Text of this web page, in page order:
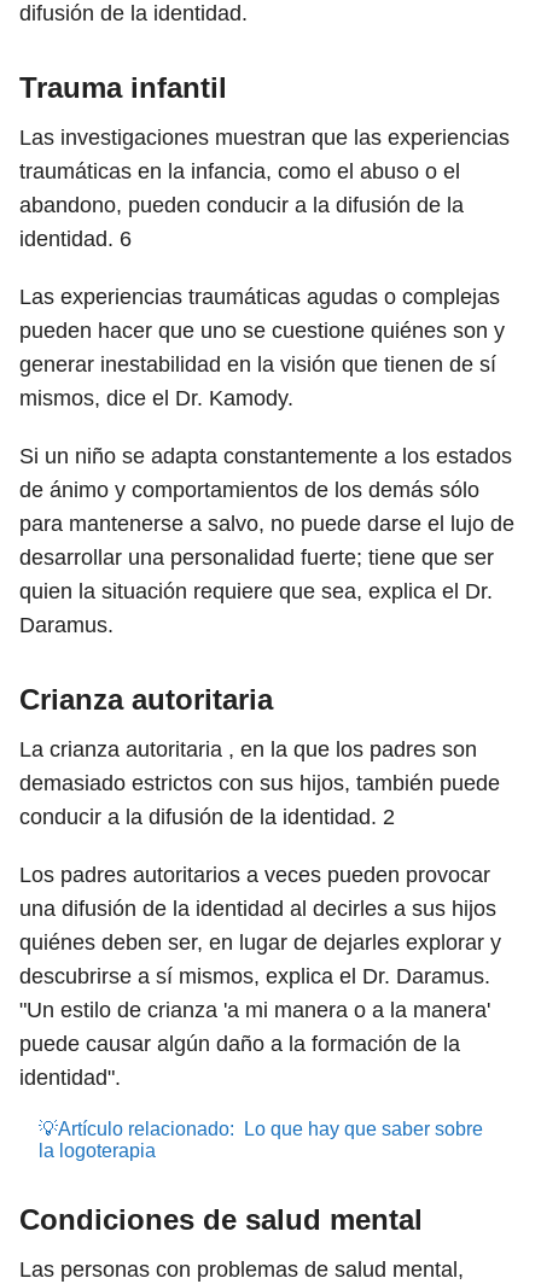
difusión de la identidad.
Trauma infantil
Las investigaciones muestran que las experiencias
traumáticas en la infancia, como el abuso o el
abandono, pueden conducir a la difusión de la
identidad. 6
Las experiencias traumáticas agudas o complejas
pueden hacer que uno se cuestione quiénes son y
generar inestabilidad en la visión que tienen de sí
mismos, dice el Dr. Kamody.
Si un niño se adapta constantemente a los estados
de ánimo y comportamientos de los demás sólo
para mantenerse a salvo, no puede darse el lujo de
desarrollar una personalidad fuerte; tiene que ser
quien la situación requiere que sea, explica el Dr.
Daramus.
Crianza autoritaria
La crianza autoritaria , en la que los padres son
demasiado estrictos con sus hijos, también puede
conducir a la difusión de la identidad. 2
Los padres autoritarios a veces pueden provocar
una difusión de la identidad al decirles a sus hijos
quiénes deben ser, en lugar de dejarles explorar y
descubrirse a sí mismos, explica el Dr. Daramus.
"Un estilo de crianza 'a mi manera o a la manera'
puede causar algún daño a la formación de la
identidad".
💡Artículo relacionado:
Lo que hay que saber sobre
la logoterapia
Condiciones de salud mental
Las personas con problemas de salud mental,